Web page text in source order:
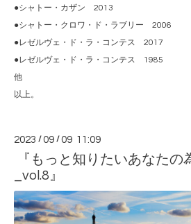
●シャトー・カザン 2013
●シャトー・クロワ・ド・ラブリー 2006
●レゼルヴェ・ド・ラ・コンテス 2017
●レゼルヴェ・ド・ラ・コンテス 1985
他
以上。
2023 /09 /09 11:09
『もっと知りたいあなたの
_vol.8』